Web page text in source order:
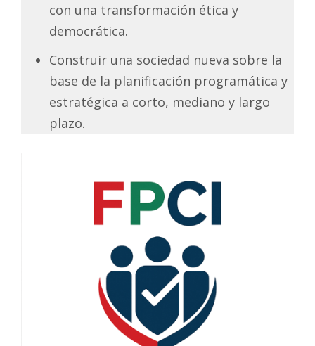
con una transformación ética y
democrática.
Construir una sociedad nueva sobre la
base de la planificación programática y
estratégica a corto, mediano y largo
plazo.